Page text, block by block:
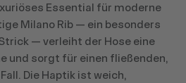
Essential für moderne
Milano Rib — ein besonders
— verleiht der Hose eine
und sorgt für einen fließenden,
Die Haptik ist weich,